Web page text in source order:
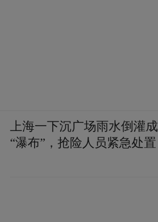
上海一下沉广场雨水倒灌成
“瀑布”，抢险人员紧急处置